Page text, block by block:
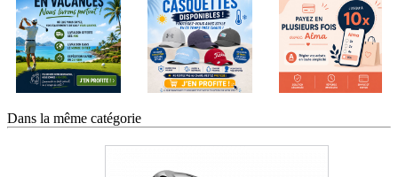
Dans la même catégorie